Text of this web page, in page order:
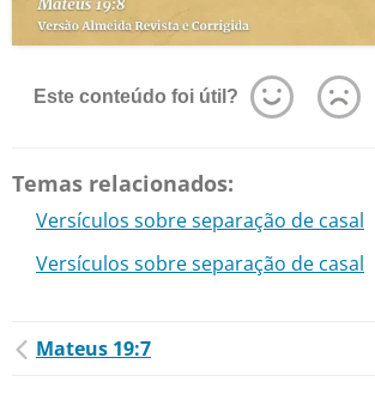
Este conteúdo foi útil?
Temas relacionados:
Versículos sobre separação de casal
Versículos sobre separação de casal
Mateus 19:7